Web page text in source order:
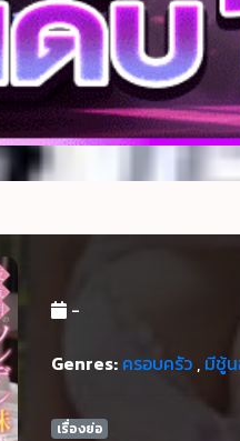
-
Genres: ครอบครัว, มีชู้น
เรื่องย่อ